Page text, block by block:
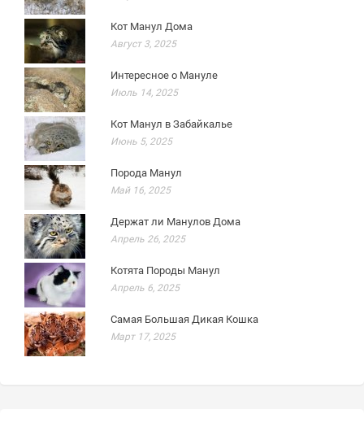
Кот Манул Дома
Август 3, 2025
Интересное о Мануле
Июль 14, 2025
Кот Манул в Забайкалье
Июнь 5, 2025
Порода Манул
Май 16, 2025
Держат ли Манулов Дома
Апрель 26, 2025
Котята Породы Манул
Апрель 6, 2025
Самая Большая Дикая Кошка
Март 17, 2025